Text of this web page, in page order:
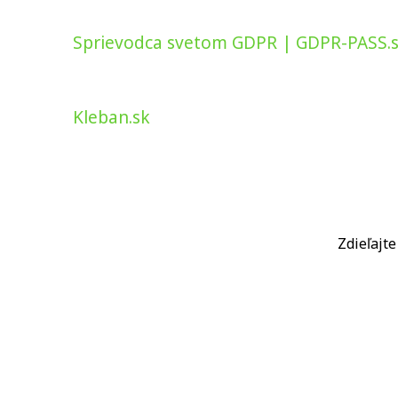
Sprievodca svetom GDPR | GDPR-
Kleban.sk